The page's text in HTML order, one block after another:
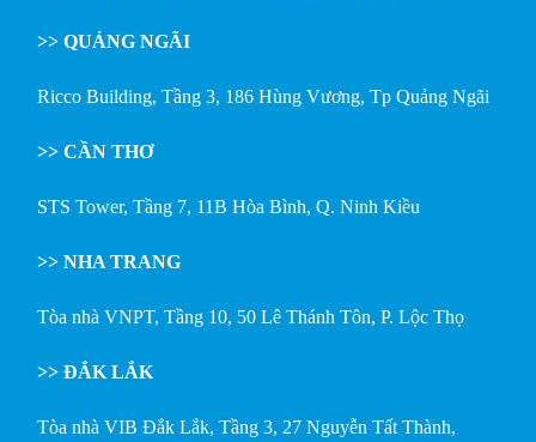
>> QUẢNG NGÃI
Ricco Building, Tầng 3, 186 Hùng Vương, Tp Quảng Ngãi
>> CẦN THƠ
STS Tower, Tầng 7, 11B Hòa Bình, Q. Ninh Kiều
>> NHA TRANG
Tòa nhà VNPT, Tầng 10, 50 Lê Thánh Tôn, P. Lộc Thọ
>> ĐẮK LẮK
Tòa nhà VIB Đắk Lắk, Tầng 3, 27 Nguyễn Tất Thành,